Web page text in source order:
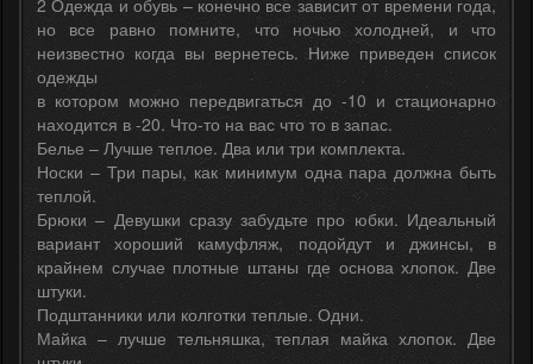
2 Одежда и обувь – конечно все зависит от времени года,
но все равно помните, что ночью холодней, и что
неизвестно когда вы вернетесь. Ниже приведен список
одежды
в котором можно передвигаться до -10 и стационарно
находится в -20. Что-то на вас что то в запас.
Белье – Лучше теплое. Два или три комплекта.
Носки – Три пары, как минимум одна пара должна быть
теплой.
Брюки – Девушки сразу забудьте про юбки. Идеальный
вариант хороший камуфляж, подойдут и джинсы, в
крайнем случае плотные штаны где основа хлопок. Две
штуки.
Подштанники или колготки теплые. Одни.
Майка – лучше тельняшка, теплая майка хлопок. Две